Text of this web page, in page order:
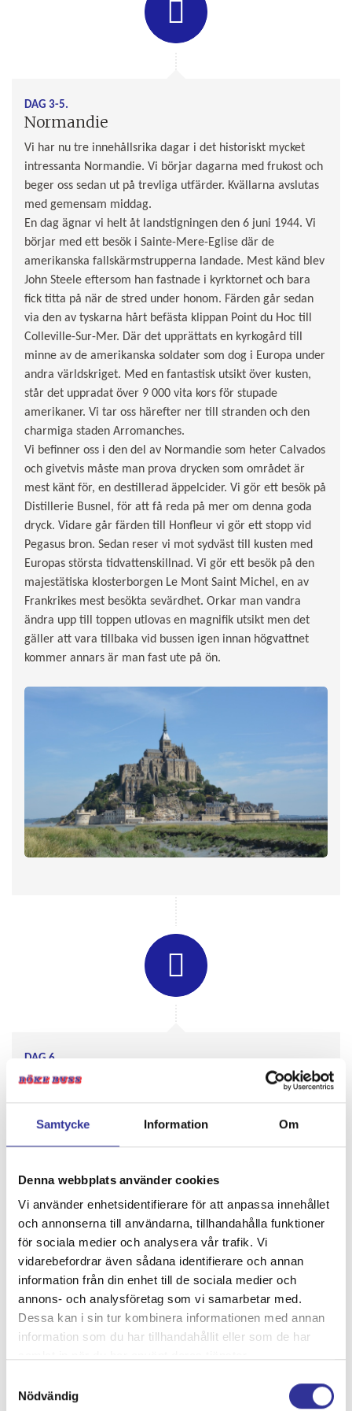
Samtycke Information Om
Denna webbplats använder cookies
Vi använder enhetsidentifierare för att anpassa innehållet
och annonserna till användarna, tillhandahålla funktioner
för sociala medier och analysera vår trafik. Vi
vidarebefordrar även sådana identifierare och annan
information från din enhet till de sociala medier och
annons- och analysföretag som vi samarbetar med.
Dessa kan i sin tur kombinera informationen med annan
information som du har tillhandahållit eller som de har
Nödvändig
DAG 3-5.
Normandie
Vi har nu tre innehållsrika dagar i det historiskt mycket
intressanta Normandie. Vi börjar dagarna med frukost och
beger oss sedan ut på trevliga utfärder. Kvällarna avslutas
med gemensam middag.
En dag ägnar vi helt åt landstigningen den 6 juni 1944. Vi
börjar med ett besök i Sainte-Mere-Eglise där de
amerikanska fallskärmstrupperna landade. Mest känd blev
John Steele eftersom han fastnade i kyrktornet och bara
fick titta på när de stred under honom. Färden går sedan
via den av tyskarna hårt befästa klippan Point du Hoc till
Colleville-Sur-Mer. Där det upprättats en kyrkogård till
minne av de amerikanska soldater som dog i Europa under
andra världskriget. Med en fantastisk utsikt över kusten,
står det uppradat över 9 000 vita kors för stupade
amerikaner. Vi tar oss härefter ner till stranden och den
charmiga staden Arromanches.
Vi befinner oss i den del av Normandie som heter Calvados
och givetvis måste man prova drycken som området är
mest känt för, en destillerad äppelcider. Vi gör ett besök på
Distillerie Busnel, för att få reda på mer om denna goda
dryck. Vidare går färden till Honfleur vi gör ett stopp vid
Pegasus bron. Sedan reser vi mot sydväst till kusten med
Europas största tidvattenskillnad. Vi gör ett besök på den
majestätiska klosterborgen Le Mont Saint Michel, en av
Frankrikes mest besökta sevärdhet. Orkar man vandra
ändra upp till toppen utlovas en magnifik utsikt men det
gäller att vara tillbaka vid bussen igen innan högvattnet
kommer annars är man fast ute på ön.
DAG 6.
Honfleur- Bochum ca 65 mil
Efter några härliga, gripande och oförglömliga dagar i
Normandie är det dags att ta farväl och åter bege sig
vikingarna på 800-talet. Det var när man bestämde sig för
det fick sitt namn Normandie. Vi fortsätter genom Belgien
till Tyskland och staden Bochum där middag och
övernattning väntar på ACHAT Hotel Bochum.